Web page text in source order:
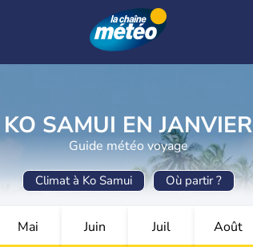
KO SAMUI EN JANVIER
Guide météo voyage
Climat à Ko Samui Où partir ?
Mai Juin Juil Août